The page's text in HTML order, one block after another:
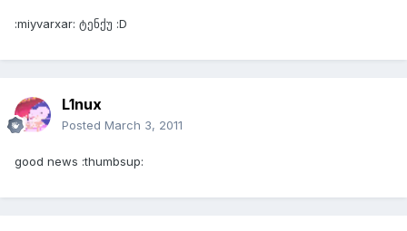
:miyvarxar: ტენქუ :D
L1nux
Posted March 3, 2011
good news :thumbsup: